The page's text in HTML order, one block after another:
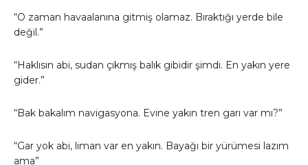
“O zaman havaalanına gitmiş olamaz. Bıraktığı yerde bile
değil.”
“Haklısın abi, sudan çıkmış balık gibidir şimdi. En yakın yere
gider.”
“Bak bakalım navigasyona. Evine yakın tren garı var mı?”
“Gar yok abi, liman var en yakın. Bayağı bir yürümesi lazım
ama”